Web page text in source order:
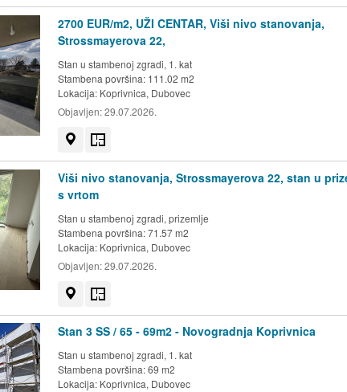
2700 EUR/m2, UŽI CENTAR, Viši nivo stanovanja,
Strossmayerova 22,
Stan u stambenoj zgradi, 1. kat
Stambena površina: 111.02 m2
Lokacija: Koprivnica, Dubovec
Objavljen:29.07.2026.
Viši nivo stanovanja, Strossmayerova 22, stan u
s vrtom
Stan u stambenoj zgradi, prizemlje
Stambena površina: 71.57 m2
Lokacija: Koprivnica, Dubovec
Objavljen:29.07.2026.
Stan 3 SS / 65 - 69m2 - Novogradnja Koprivnica
Stan u stambenoj zgradi, 1. kat
Stambena površina: 69 m2
Lokacija: Koprivnica, Dubovec